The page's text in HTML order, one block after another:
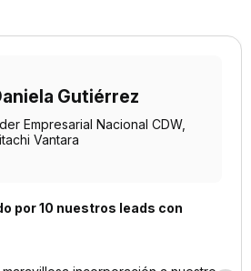
Finanzas Maxim Ltd.
ser una herramienta
eventos y proyectos”